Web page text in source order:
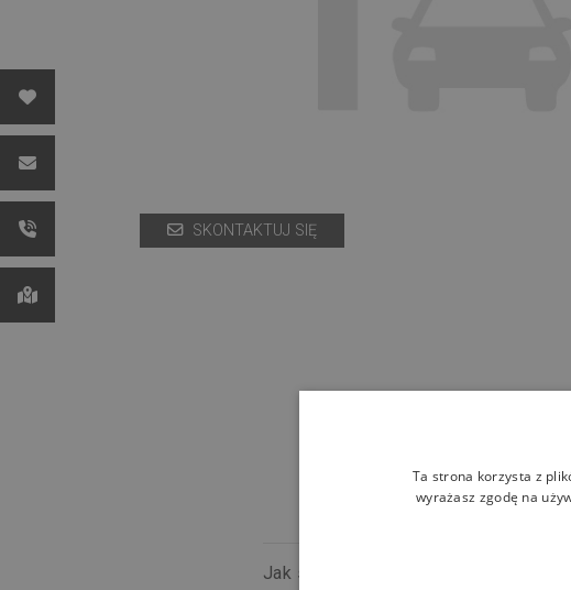
SKONTAKTUJ SIĘ
Jak się nazywasz?
Ta strona korzysta z
wyrażasz zgodę na